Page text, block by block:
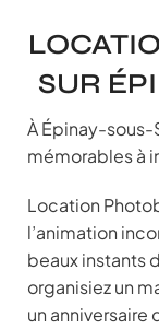
SUR
À Épinay-sous-
mémorables à
Location
l’animation
beaux instants
organisiez un
un anniversaire